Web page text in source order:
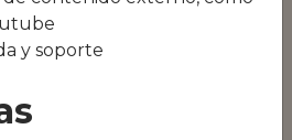
o
y soporte